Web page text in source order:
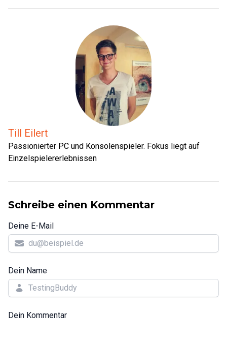
Till Eilert
Passionierter PC und Konsolenspieler. Fokus liegt auf
Einzelspielererlebnissen
Schreibe einen Kommentar
Deine E-Mail
Dein Name
Dein Kommentar